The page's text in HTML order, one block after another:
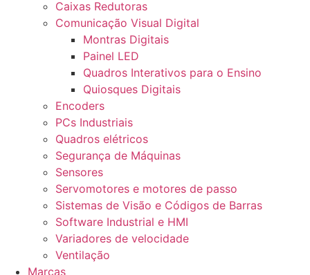
Caixas Redutoras
Comunicação Visual Digital
Montras Digitais
Painel LED
Quadros Interativos para o Ensino
Quiosques Digitais
Encoders
PCs Industriais
Quadros elétricos
Segurança de Máquinas
Sensores
Servomotores e motores de passo
Sistemas de Visão e Códigos de Barras
Software Industrial e HMI
Variadores de velocidade
Ventilação
Marcas